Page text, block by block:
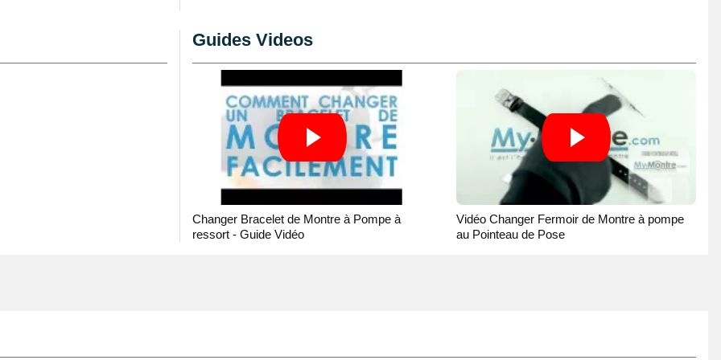
Élaboré pour un
argentée est
Guides Videos
Changer Bracelet de Montre à Pompe à
ressort - Guide Vidéo
Vidéo Changer Fermoir de Montre à pompe
au Pointeau de Pose